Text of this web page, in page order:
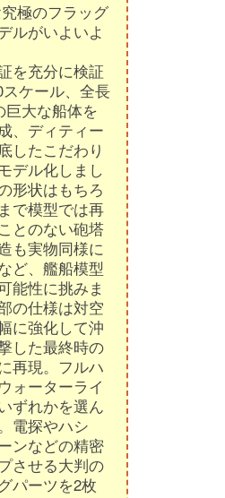
究極のフラッグ
ルがいよいよ
を充分に検証
スケール、全長
巨大な船体を
、ディティー
したこだわり
デル化しまし
形状はもちろ
で模型では再
とのない砲塔
も実物同様に
ど、艦船模型
能性に挑みま
の仕様は対空
に強化して沖
した最終時の
再現。フルハ
ォーターライ
ずれかを選ん
電探やハシ
ンなどの精密
させる大判の
パーツを2枚